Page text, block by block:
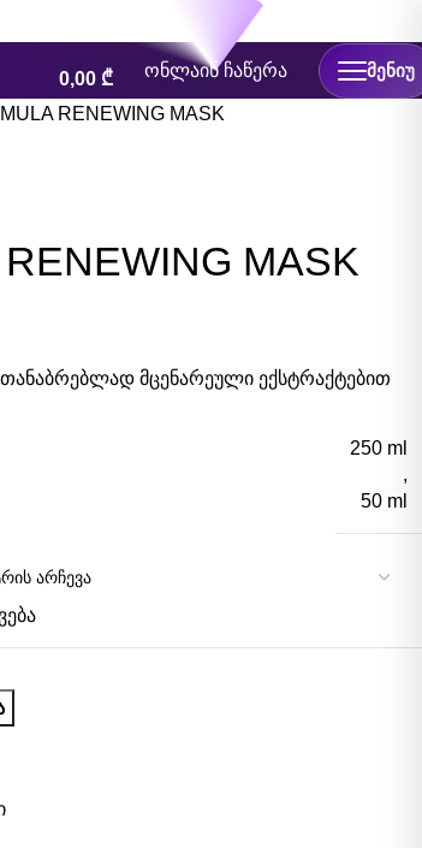
0,00 ₾ ონლაინ ჩაწერა ᲛᲔᲜᲘᲣ
RENEWING MASK
MASK
მცენარეული ექსტრაქტებით
250 ml
,
50 ml